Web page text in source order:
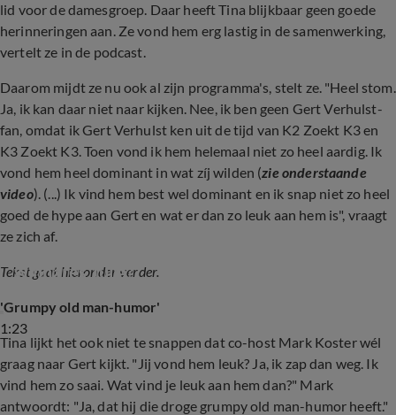
lid voor de damesgroep. Daar heeft Tina blijkbaar geen goede
herinneringen aan. Ze vond hem erg lastig in de samenwerking,
vertelt ze in de podcast.
Daarom mijdt ze nu ook al zijn programma's, stelt ze. "Heel stom.
Ja, ik kan daar niet naar kijken. Nee, ik ben geen Gert Verhulst-
fan, omdat ik Gert Verhulst ken uit de tijd van K2 Zoekt K3 en
K3 Zoekt K3. Toen vond ik hem helemaal niet zo heel aardig. Ik
vond hem heel dominant in wat zíj wilden (zie onderstaande
video). (...) Ik vind hem best wel dominant en ik snap niet zo heel
goed de hype aan Gert en wat er dan zo leuk aan hem is", vraagt
ze zich af.
Tekst gaat hieronder verder.
1:23
winnares Julia?
'Grumpy old man-humor'
Tina lijkt het ook niet te snappen dat co-host Mark Koster wél
graag naar Gert kijkt. "Jij vond hem leuk? Ja, ik zap dan weg. Ik
vind hem zo saai. Wat vind je leuk aan hem dan?" Mark
antwoordt: "Ja, dat hij die droge grumpy old man-humor heeft."